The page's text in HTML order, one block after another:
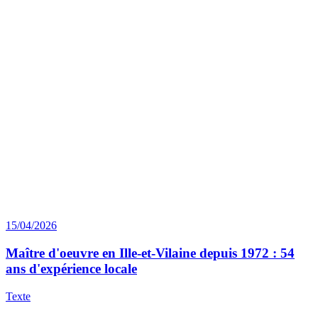
15/04/2026
Maître d'oeuvre en Ille-et-Vilaine depuis 1972 : 54
ans d'expérience locale
Texte